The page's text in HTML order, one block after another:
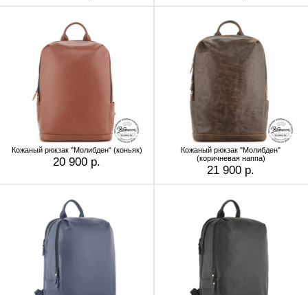
Кожаный рюкзак "Молибден" (коньяк)
20 900 р.
Кожаный рюкзак "Молибден"
(коричневая наппа)
21 900 р.